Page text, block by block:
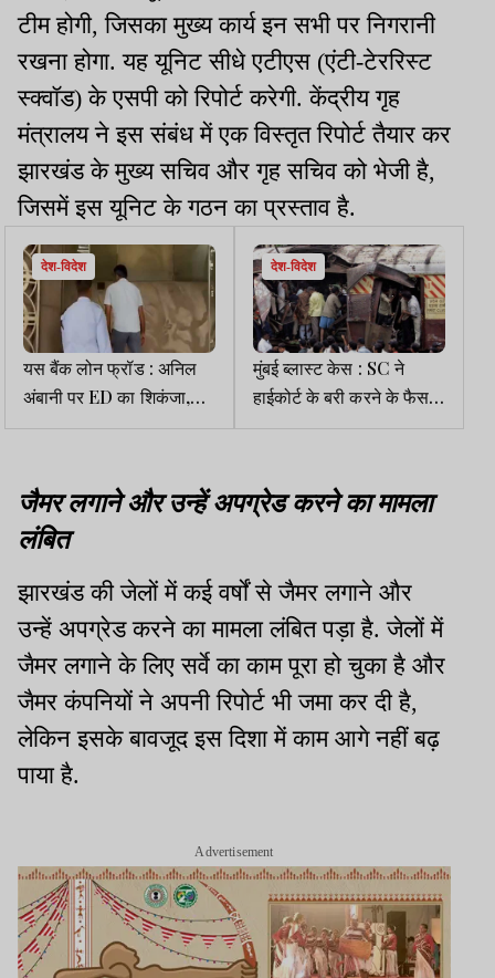
टीम होगी, जिसका मुख्य कार्य इन सभी पर निगरानी
रखना होगा. यह यूनिट सीधे एटीएस (एंटी-टेररिस्ट
स्क्वॉड) के एसपी को रिपोर्ट करेगी. केंद्रीय गृह
मंत्रालय ने इस संबंध में एक विस्तृत रिपोर्ट तैयार कर
झारखंड के मुख्य सचिव और गृह सचिव को भेजी है,
जिसमें इस यूनिट के गठन का प्रस्ताव है.
देश-विदेश
यस बैंक लोन फ्रॉड : अनिल
अंबानी पर ED का शिकंजा,
दिल्ली-मुंबई के 35 से अधिक
देश-विदेश
मुंबई ब्लास्ट केस : SC ने
हाईकोर्ट के बरी करने के फैसले
पर लगाई रोक, पर दोबारा
जैमर लगाने और उन्हें अपग्रेड करने का मामला
लंबित
झारखंड की जेलों में कई वर्षों से जैमर लगाने और
उन्हें अपग्रेड करने का मामला लंबित पड़ा है. जेलों में
जैमर लगाने के लिए सर्वे का काम पूरा हो चुका है और
जैमर कंपनियों ने अपनी रिपोर्ट भी जमा कर दी है,
लेकिन इसके बावजूद इस दिशा में काम आगे नहीं बढ़
पाया है.
Advertisement